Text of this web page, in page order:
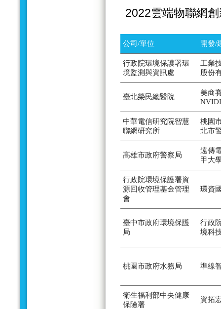
2022雲端物聯網
公司/單位 開發/
行政院環境保護署環
境監測與資訊處
工業
股份
臺北榮民總醫院
美商
中華電信研究院智慧
聯網研究所
桃園
北市
高雄市政府警察局
遠傳
甲大
行政院環境保護署資
源回收管理基金管理
會
環資
臺中市政府環境保護
局
行政
境科
桃園市政府水務局 準線
衛生福利部中央健康
保險署
資拓